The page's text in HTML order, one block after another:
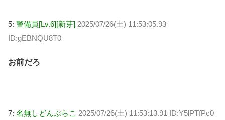
5: 警備員[Lv.6][新芽] 2025/07/26(土) 11:53:05.93
ID:gEBNQU8T0
お前だろ
7: 名無しどんぶらこ 2025/07/26(土) 11:53:13.91 ID:Y5lPTfPc0